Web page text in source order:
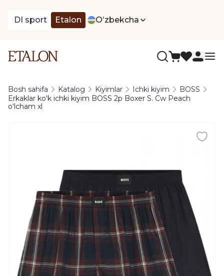
DI sport Etalon Oʻzbekcha
Bosh sahifa Katalog Kiyimlar Ichki kiyim
BOSS
Erkaklar ko'k ichki kiyim BOSS 2p Boxer S. Cw Peach
oʻlcham xl